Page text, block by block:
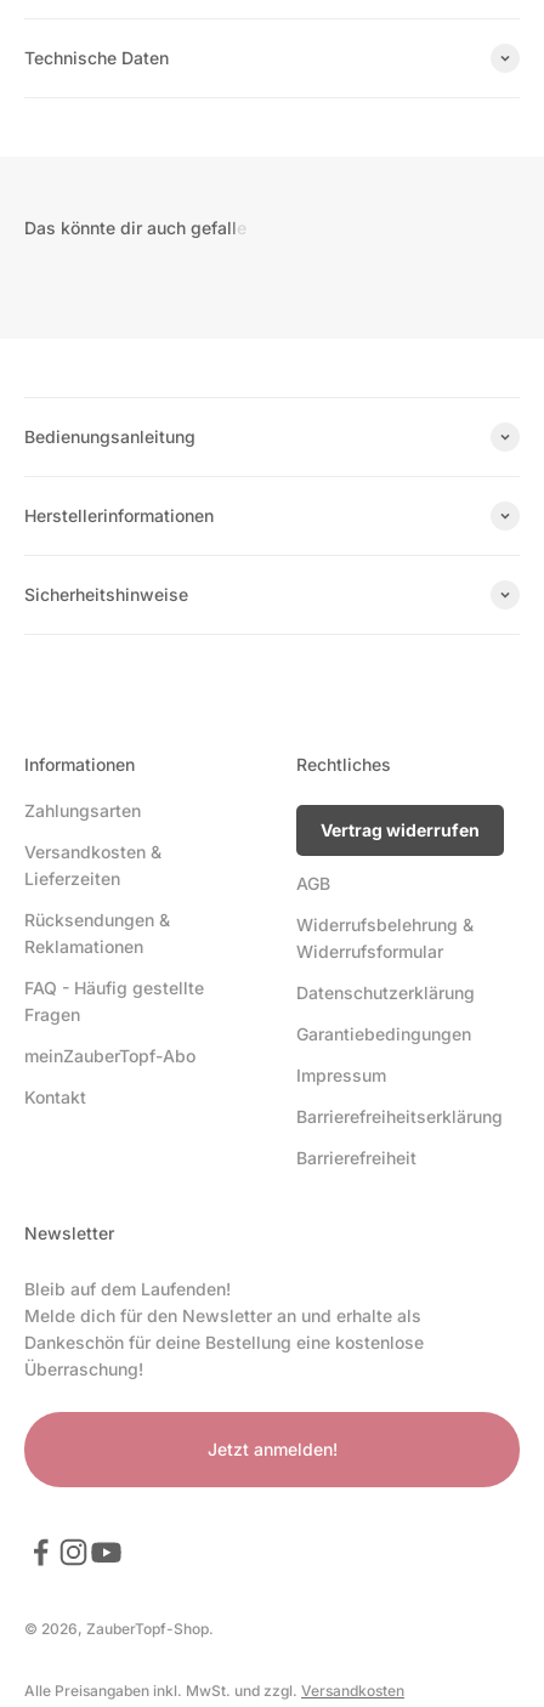
Technische Daten
Bedienungsanleitung
Herstellerinformationen
Sicherheitshinweise
Informationen
Zahlungsarten
Versandkosten &
Lieferzeiten
Rücksendungen &
Reklamationen
FAQ - Häufig gestellte
Fragen
meinZauberTopf-Abo
Kontakt
Rechtliches
Vertrag widerrufen
AGB
Widerrufsbelehrung &
Widerrufsformular
Datenschutzerklärung
Garantiebedingungen
Impressum
Barrierefreiheitserklärung
Barrierefreiheit
Newsletter
Bleib auf dem Laufenden!
Melde dich für den Newsletter an und erhalte als
Dankeschön für deine Bestellung eine kostenlose
Überraschung!
Jetzt anmelden!
© 2026, ZauberTopf-Shop.
Alle Preisangaben inkl. MwSt. und zzgl. Versandkosten